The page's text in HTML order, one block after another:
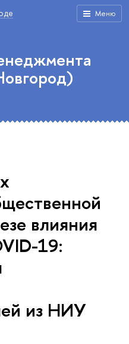
Меню
влияния
19:
из НИУ